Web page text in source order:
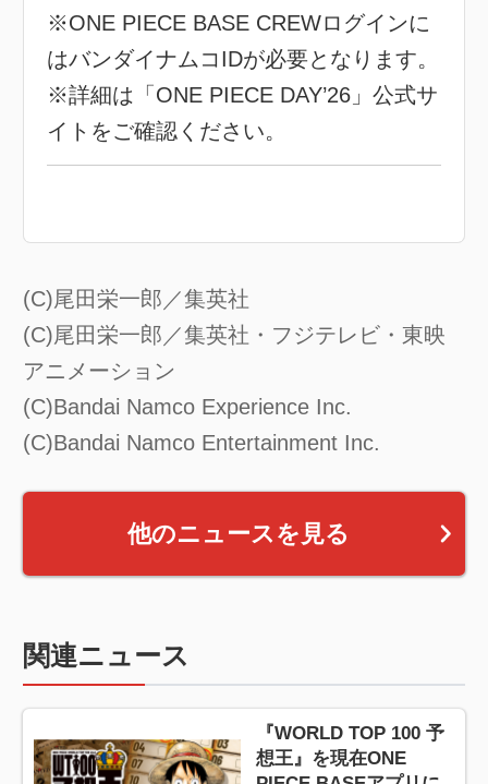
※ONE PIECE BASE CREWログインに
はバンダイナムコIDが必要となります。
※詳細は「ONE PIECE DAY’26」公式サ
イトをご確認ください。
(C)尾田栄一郎／集英社
(C)尾田栄一郎／集英社・フジテレビ・東映
アニメーション
(C)Bandai Namco Experience Inc.
(C)Bandai Namco Entertainment Inc.
他のニュースを見る
関連ニュース
『WORLD TOP 100 予
想王』を現在ONE